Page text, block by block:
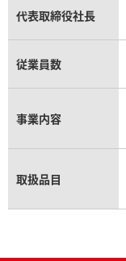
代表取締役社長
従業員数
事業内容
取扱品目